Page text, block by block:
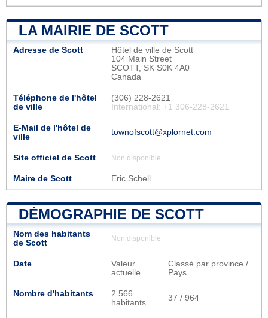
LA MAIRIE DE SCOTT
Adresse de Scott
Hôtel de ville de Scott
104 Main Street
SCOTT, SK S0K 4A0
Canada
Téléphone de l'hôtel
de ville
(306) 228-2621
International: +1 306-228-2621
E-Mail de l'hôtel de
ville
townofscott@xplornet.com
Site officiel de Scott Non disponible
Maire de Scott Eric Schell
DÉMOGRAPHIE DE SCOTT
Nom des habitants
de Scott
Non disponible
Date
Valeur
actuelle
Classé par province /
Pays
Nombre d'habitants
2 566
habitants
37 / 964